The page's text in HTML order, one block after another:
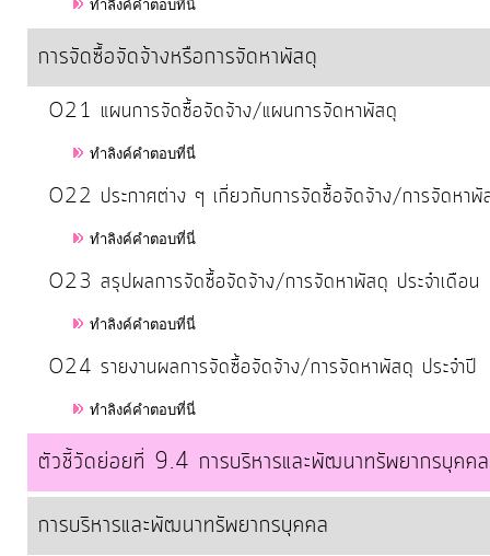
ทำลิงค์คำตอบที่นี่
การจัดซื้อจัดจ้างหรือการจัดหาพัสดุ
O21 แผนการจัดซื้อจัดจ้าง/แผนการจัดหาพัสดุ
ทำลิงค์คำตอบที่นี่
O22 ประกาศต่าง ๆ เกี่ยวกับการจัดซื้อจัดจ้าง/การจัดหา
ทำลิงค์คำตอบที่นี่
O23 สรุปผลการจัดซื้อจัดจ้าง/การจัดหาพัสดุ ประจำเดือน
ทำลิงค์คำตอบที่นี่
O24 รายงานผลการจัดซื้อจัดจ้าง/การจัดหาพัสดุ ประจำปี
ทำลิงค์คำตอบที่นี่
ตัวชี้วัดย่อยที่ 9.4 การบริหารและพัฒนาทรัพยากรบุคคล
การบริหารและพัฒนาทรัพยากรบุคคล